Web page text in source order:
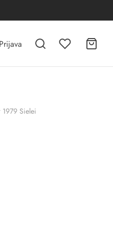
Prijava
1979 Sielei